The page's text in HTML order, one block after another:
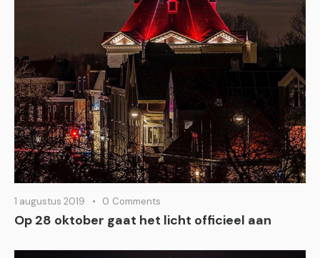
1 augustus 2019 0 Comments
Op 28 oktober gaat het licht officieel aan